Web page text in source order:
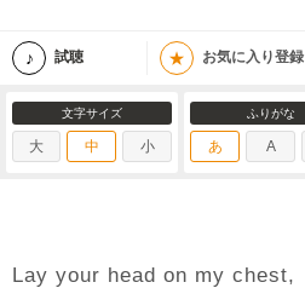
試聴 ★ お気に入り登録
文字サイズ
大 中 小
ふりがな
あ A
Lay your head on my chest,